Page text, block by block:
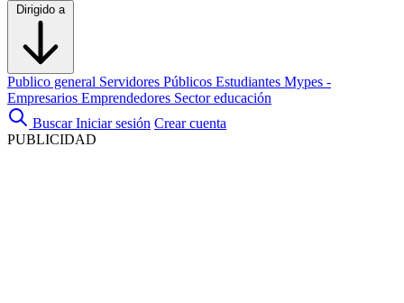
Dirigido a
Publico general Servidores Públicos Estudiantes Mypes -
Empresarios Emprendedores Sector educación
Buscar Iniciar sesión Crear cuenta
PUBLICIDAD